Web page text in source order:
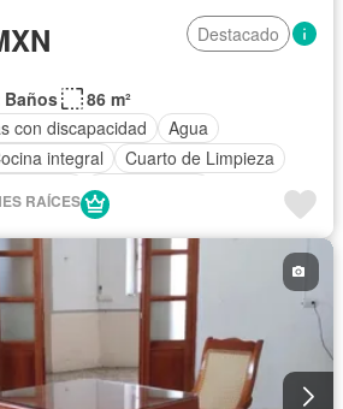
Destacado
Baños
86 m²
con discapacidad
Agua
integral
Cuarto de Limpieza
Zonas verdes
RAÍCES